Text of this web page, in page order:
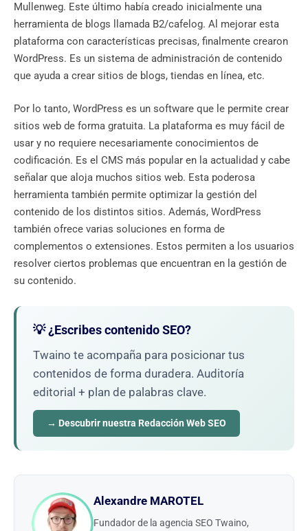
Mullenweg. Este último había creado inicialmente una
herramienta de blogs llamada B2/cafelog. Al mejorar esta
plataforma con características precisas, finalmente crearon
WordPress. Es un sistema de administración de contenido
que ayuda a crear sitios de blogs, tiendas en línea, etc.
Por lo tanto, WordPress es un software que le permite crear
sitios web de forma gratuita. La plataforma es muy fácil de
usar y no requiere necesariamente conocimientos de
codificación. Es el CMS más popular en la actualidad y cabe
señalar que aloja muchos sitios web. Esta poderosa
herramienta también permite optimizar la gestión del
contenido de los distintos sitios. Además, WordPress
también ofrece varias soluciones en forma de
complementos o extensiones. Estos permiten a los usuarios
resolver ciertos problemas que encuentran en la gestión de
su contenido.
💡 ¿Escribes contenido SEO?
Twaino te acompaña para posicionar tus
contenidos de forma duradera. Auditoría
editorial + plan de palabras clave.
→ Descubrir nuestra Redacción Web SEO
Alexandre MAROTEL
Fundador de la agencia SEO Twaino,